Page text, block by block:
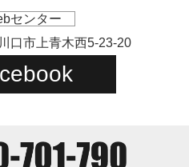
センター
口市上青木西5-23-20